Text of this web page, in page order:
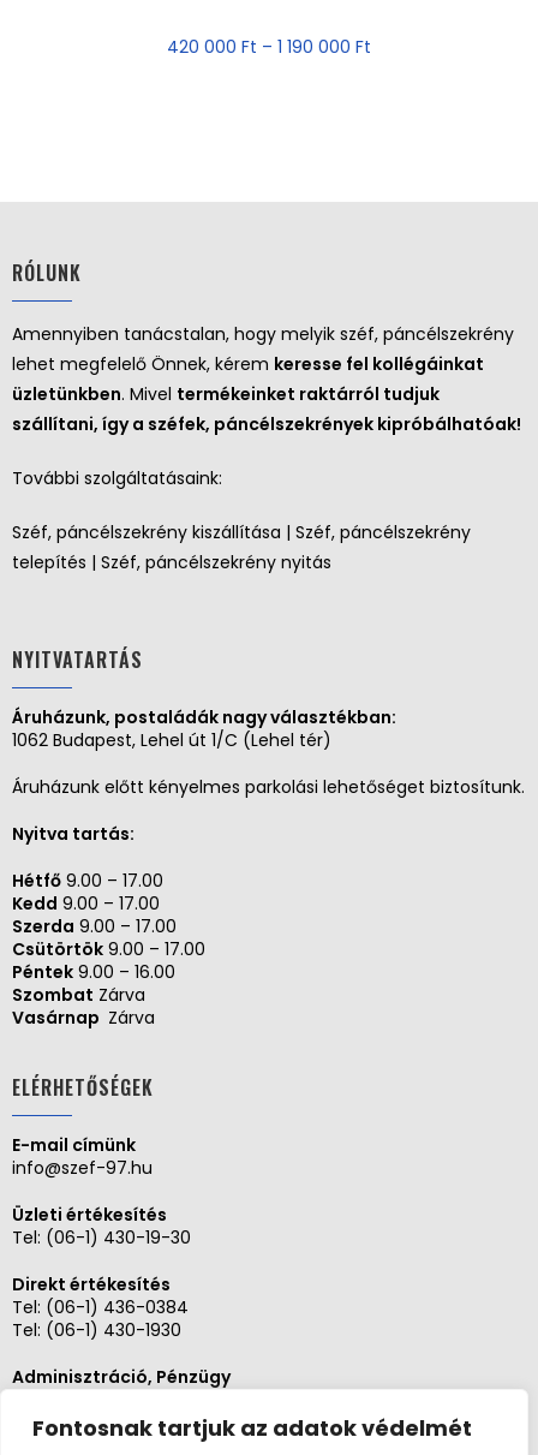
Fontosnak tartjuk az adatok védelmét
420 000 Ft – 1 190 000 Ft
RÓLUNK
Amennyiben tanácstalan, hogy melyik széf, páncélszekrény
lehet megfelelő Önnek, kérem keresse fel kollégáinkat
üzletünkben. Mivel termékeinket raktárról tudjuk
szállítani, így a széfek, páncélszekrények kipróbálhatóak!
További szolgáltatásaink:
Széf, páncélszekrény kiszállítása | Széf, páncélszekrény
telepítés | Széf, páncélszekrény nyitás
NYITVATARTÁS
Áruházunk, postaládák nagy választékban:
1062 Budapest, Lehel út 1/C (Lehel tér)
Áruházunk előtt kényelmes parkolási lehetőséget biztosítunk.
Nyitva tartás:
Hétfő 9.00 – 17.00
Kedd 9.00 – 17.00
Szerda 9.00 – 17.00
Csütörtök 9.00 – 17.00
Péntek 9.00 – 16.00
Szombat Zárva
Vasárnap Zárva
ELÉRHETŐSÉGEK
E-mail címünk
info@szef-97.hu
Üzleti értékesítés
Tel: (06-1) 430-19-30
Direkt értékesítés
Tel: (06-1) 436-0384
Tel: (06-1) 430-1930
Adminisztráció, Pénzügy
Szerviz és karbantartás